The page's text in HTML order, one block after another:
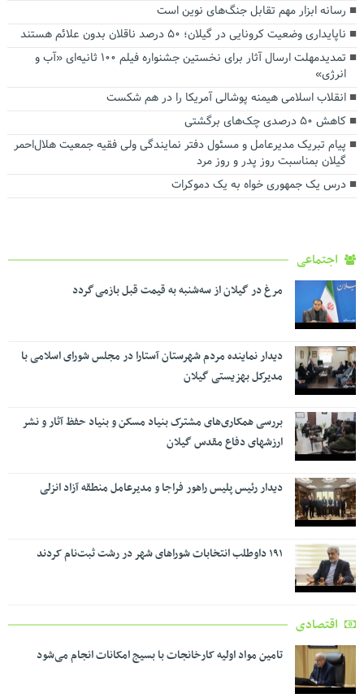
رسانه ابزار مهم تقابل جنگ‌های نوین است
ناپایداری وضعیت کرونایی در گیلان؛ ۵۰ درصد ناقلان بدون علائم هستند
تمدیدمهلت ارسال آثار برای نخستین جشنواره فیلم ۱۰۰ ثانیه‌ای «آب و
انرژی»
انقلاب اسلامی هیمنه پوشالی آمریکا را در هم شکست
کاهش ۵۰ درصدی چک‌‌های برگشتی
پیام تبریک مدیرعامل و مسئول دفتر نمایندگی ولی فقیه جمعیت هلال‌احمر
گیلان بمناسبت روز پدر و روز مرد
درس یک جمهوری خواه به یک دموکرات
اجتماعی
مرغ در گیلان از سه‌شنبه به قیمت قبل بازمی گردد
دیدار نماینده مردم شهرستان آستارا در مجلس شورای اسلامی با
مدیرکل بهزیستی گیلان
بررسی همکاری‌های مشترک بنیاد مسکن و بنیاد حفظ آثار و نشر
ارزشهای دفاع مقدس گیلان
دیدار رئیس پلیس راهور فراجا و مدیرعامل منطقه آزاد انزلی
۱۹۱ داوطلب انتخابات شوراهای شهر در رشت ثبت‌نام کردند
اقتصادی
تامین مواد اولیه کارخانجات با بسیج امکانات انجام می‌شود